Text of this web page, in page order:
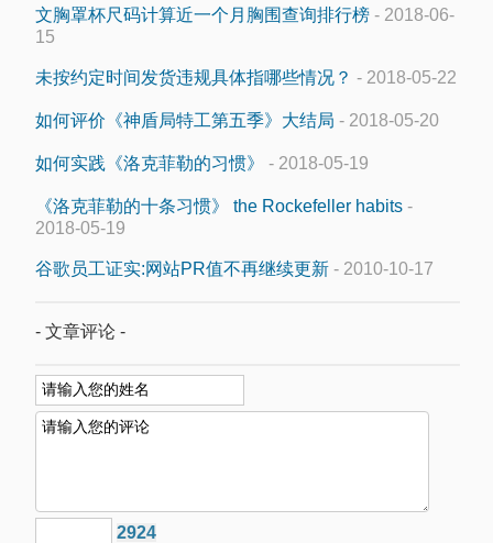
文胸罩杯尺码计算近一个月胸围查询排行榜 - 2018-06-
15
未按约定时间发货违规具体指哪些情况？ - 2018-05-22
如何评价《神盾局特工第五季》大结局 - 2018-05-20
如何实践《洛克菲勒的习惯》 - 2018-05-19
《洛克菲勒的十条习惯》 the Rockefeller habits -
2018-05-19
谷歌员工证实:网站PR值不再继续更新 - 2010-10-17
- 文章评论 -
2924